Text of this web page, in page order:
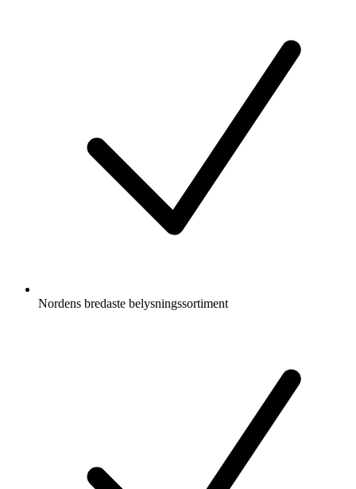
Nordens bredaste belysningssortiment